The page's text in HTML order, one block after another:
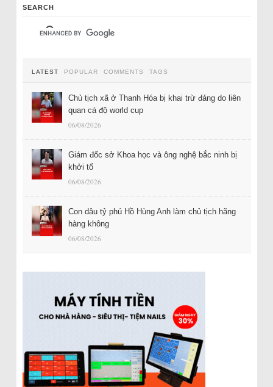
SEARCH
LATEST POPULAR COMMENTS TAGS
Chủ tịch xã ở Thanh Hóa bị khai trừ đảng do liên
quan cá độ world cup
06/08/2026
Giám đốc sở Khoa học và ông nghệ bắc ninh bị
khởi tố
06/08/2026
Con dâu tỷ phú Hồ Hùng Anh làm chủ tịch hãng
hàng không
06/08/2026